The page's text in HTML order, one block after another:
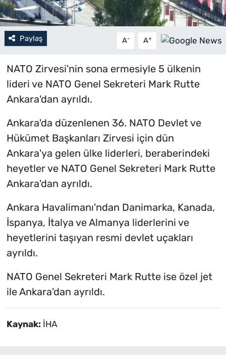
Paylaş A- A+
NATO Zirvesi'nin sona ermesiyle 5 ülkenin
lideri ve NATO Genel Sekreteri Mark Rutte
Ankara'dan ayrıldı.
Ankara'da düzenlenen 36. NATO Devlet ve
Hükümet Başkanları Zirvesi için dün
Ankara'ya gelen ülke liderleri, beraberindeki
heyetler ve NATO Genel Sekreteri Mark Rutte
Ankara'dan ayrıldı.
Ankara Havalimanı'ndan Danimarka, Kanada,
İspanya, İtalya ve Almanya liderlerini ve
heyetlerini taşıyan resmi devlet uçakları
ayrıldı.
NATO Genel Sekreteri Mark Rutte ise özel jet
ile Ankara'dan ayrıldı.
Kaynak: İHA